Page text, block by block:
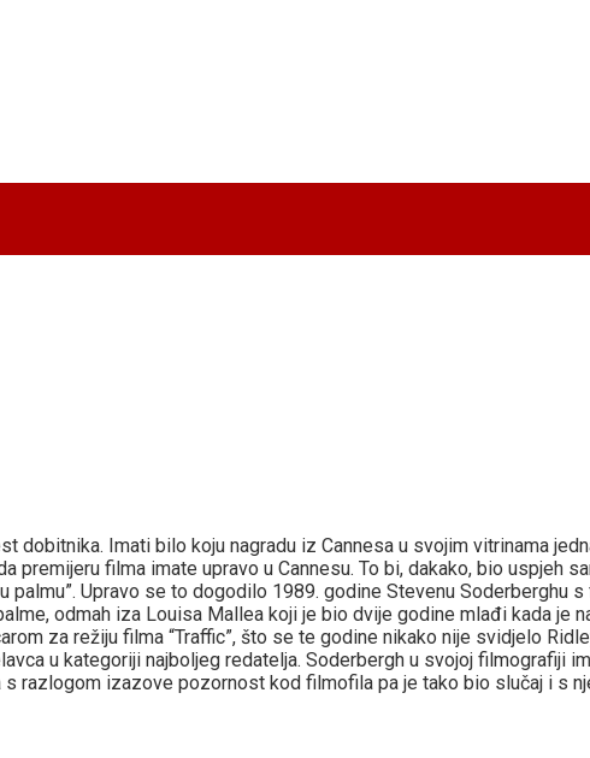
Imati bilo koju nagradu iz Cannesa u svojim vitrinama
filma imate upravo u Cannesu. To bi, dakako, bio uspjeh
Upravo se to dogodilo 1989. godine Stevenu Soderberghu s
odmah iza Louisa Mallea koji je bio dvije godine mlađi kada je
za režiju filma “Traffic”, što se te godine nikako nije svidjelo
u kategoriji najboljeg redatelja. Soderbergh u svojoj filmografiji
s razlogom izazove pozornost kod filmofila pa je tako bio slučaj i s